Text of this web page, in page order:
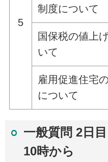
5
制度について
国保税の値上
いて
雇用促進住宅
について
一般質問 2日
10時から